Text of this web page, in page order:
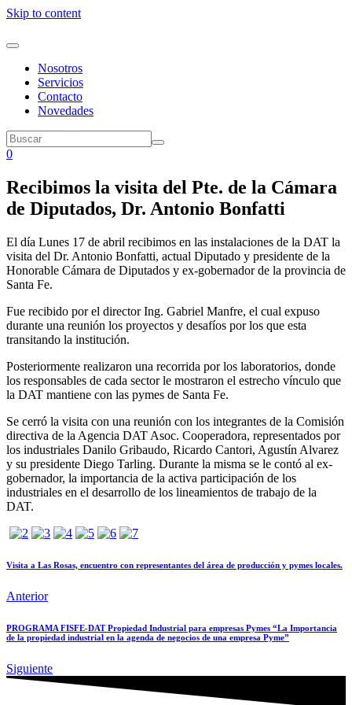
Skip to content
Nosotros
Servicios
Contacto
Novedades
0
Recibimos la visita del Pte. de la Cámara
de Diputados, Dr. Antonio Bonfatti
El día Lunes 17 de abril recibimos en las instalaciones de la DAT la
visita del Dr. Antonio Bonfatti, actual Diputado y presidente de la
Honorable Cámara de Diputados y ex-gobernador de la provincia de
Santa Fe.
Fue recibido por el director Ing. Gabriel Manfre, el cual expuso
durante una reunión los proyectos y desafíos por los que esta
transitando la institución.
Posteriormente realizaron una recorrida por los laboratorios, donde
los responsables de cada sector le mostraron el estrecho vínculo que
la DAT mantiene con las pymes de Santa Fe.
Se cerró la visita con una reunión con los integrantes de la Comisión
directiva de la Agencia DAT Asoc. Cooperadora, representados por
los industriales Danilo Gribaudo, Ricardo Cantori, Agustín Alvarez
y su presidente Diego Tarling. Durante la misma se le contó al ex-
gobernador, la importancia de la activa participación de los
industriales en el desarrollo de los lineamientos de trabajo de la
DAT.
Visita a Las Rosas, encuentro con representantes del área de producción y pymes locales.
Anterior
PROGRAMA FISFE-DAT Propiedad Industrial para empresas Pymes “La Importancia
de la propiedad industrial en la agenda de negocios de una empresa Pyme”
Siguiente